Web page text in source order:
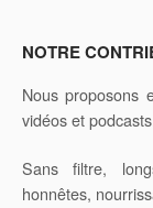
NOTRE
Nous proposons
vidéos et
Sans filtre,
honnêtes,